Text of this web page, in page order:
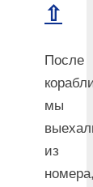
⇧
После
мы
из